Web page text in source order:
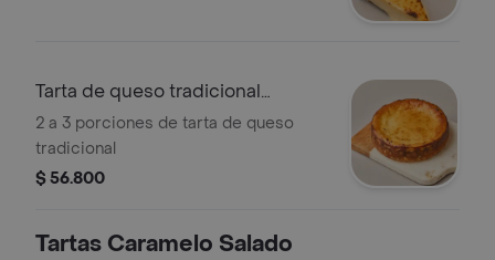
Tarta de queso tradicional
pequeña
2 a 3 porciones de tarta de queso
tradicional
$ 56.800
Tartas Caramelo Salado